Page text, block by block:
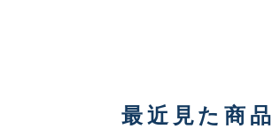
最近見た商品